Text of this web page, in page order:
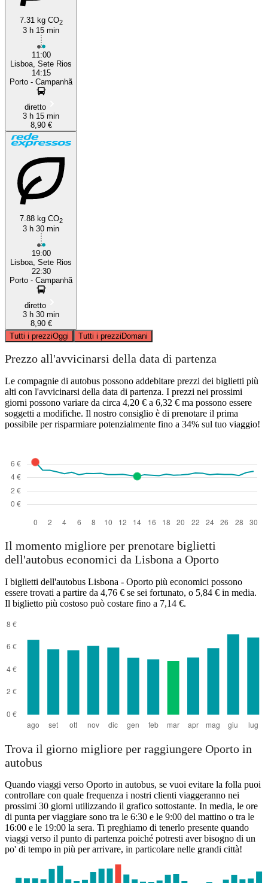
7.31 kg CO2
3 h 15 min
11:00
Lisboa, Sete Rios
14:15
Porto - Campanhã
diretto
3 h 15 min
8,90 €
7.88 kg CO2
3 h 30 min
19:00
Lisboa, Sete Rios
22:30
Porto - Campanhã
diretto
3 h 30 min
8,90 €
Tutti i prezziOggi Tutti i prezziDomani
Prezzo all'avvicinarsi della data di partenza
Le compagnie di autobus possono addebitare prezzi dei biglietti più
alti con l'avvicinarsi della data di partenza. I prezzi nei prossimi
giorni possono variare da circa 4,20 € a 6,32 € ma possono essere
soggetti a modifiche. Il nostro consiglio è di prenotare il prima
possibile per risparmiare potenzialmente fino a 34% sul tuo viaggio!
Il momento migliore per prenotare biglietti
dell'autobus economici da Lisbona a Oporto
I biglietti dell'autobus Lisbona - Oporto più economici possono
essere trovati a partire da 4,76 € se sei fortunato, o 5,84 € in media.
Il biglietto più costoso può costare fino a 7,14 €.
Trova il giorno migliore per raggiungere Oporto in
autobus
Quando viaggi verso Oporto in autobus, se vuoi evitare la folla puoi
controllare con quale frequenza i nostri clienti viaggeranno nei
prossimi 30 giorni utilizzando il grafico sottostante. In media, le ore
di punta per viaggiare sono tra le 6:30 e le 9:00 del mattino o tra le
16:00 e le 19:00 la sera. Ti preghiamo di tenerlo presente quando
viaggi verso il punto di partenza poiché potresti aver bisogno di un
po' di tempo in più per arrivare, in particolare nelle grandi città!